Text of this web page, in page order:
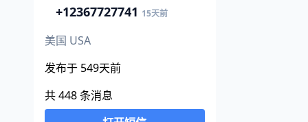
+12367727741 15天前
美国 USA
发布于 549天前
共 448 条消息